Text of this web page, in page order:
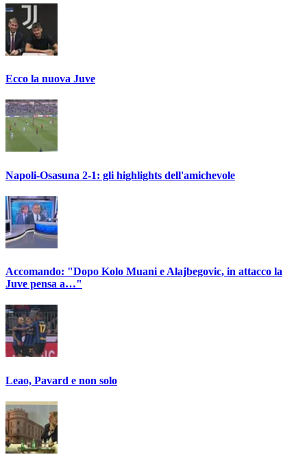
Ecco la nuova Juve
Napoli-Osasuna 2-1: gli highlights dell'amichevole
Accomando: "Dopo Kolo Muani e Alajbegovic, in attacco la
Juve pensa a…"
Leao, Pavard e non solo